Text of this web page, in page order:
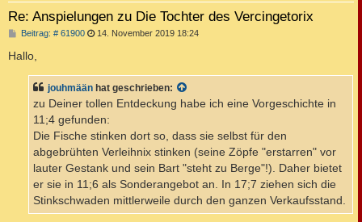
Re: Anspielungen zu Die Tochter des Vercingetorix
Beitrag: # 61900B
r
a
14. November 2019 18:24
Hallo,
jouhmään hat geschrieben:
zu Deiner tollen Entdeckung habe ich eine Vorgeschichte in
11;4 gefunden:
Die Fische stinken dort so, dass sie selbst für den
abgebrühten Verleihnix stinken (seine Zöpfe "erstarren" vor
lauter Gestank und sein Bart "steht zu Berge"!). Daher bietet
er sie in 11;6 als Sonderangebot an. In 17;7 ziehen sich die
Stinkschwaden mittlerweile durch den ganzen Verkaufsstand.